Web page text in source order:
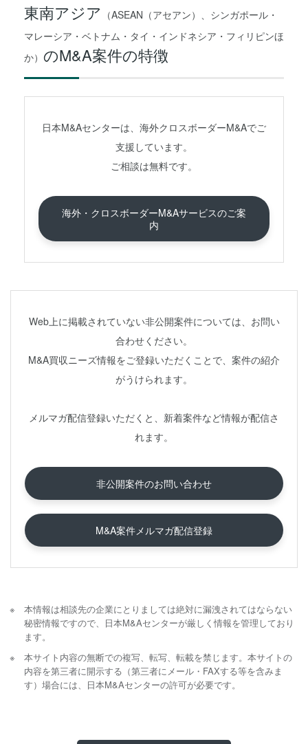
東南アジア （ASEAN（アセアン）、シンガポール・
マレーシア・ベトナム・タイ・インドネシア・フィリピンほ
か） のM&A案件の特徴
日本M&Aセンターは、海外クロスボーダーM&Aでご
支援しています。
ご相談は無料です。
海外・クロスボーダーM&Aサービスのご案
内
Web上に掲載されていない非公開案件については、お問い
合わせください。
M&A買収ニーズ情報をご登録いただくことで、案件の紹介
がうけられます。
メルマガ配信登録いただくと、新着案件など情報が配信さ
れます。
非公開案件のお問い合わせ
M&A案件メルマガ配信登録
本情報は相談先の企業にとりましては絶対に漏洩されてはならない
秘密情報ですので、日本M&Aセンターが厳しく情報を管理しており
ます。
本サイト内容の無断での複写、転写、転載を禁じます。本サイトの
内容を第三者に開示する（第三者にメール・FAXする等を含みま
す）場合には、日本M&Aセンターの許可が必要です。